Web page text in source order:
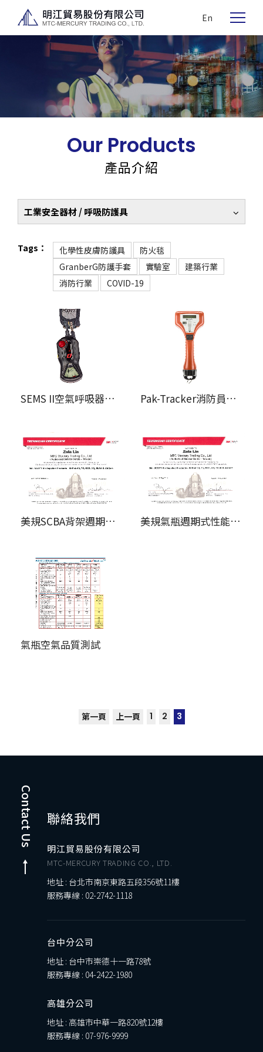
En
Our Products
產品介紹
工業安全器材 / 呼吸防護具
Tags： 化學性皮膚防護具
防火毯
GranberG防護手套
實驗室
建築行業
消防行業
COVID-19
SEMS II空氣呼吸器管理裝置 Pak-Tracker消防員搜救定位系統
美規SCBA背架週期式性能測試 美規氣瓶週期式性能測試
氣瓶空氣品質測試
第一頁 上一頁 1 2 3
Contact Us 聯絡我們
明江貿易股份有限公司
MTC-MERCURY TRADING CO., LTD.
地址 : 台北市南京東路五段356號11樓
服務專線 : 02-2742-1118
台中分公司
地址 : 台中市崇德十一路78號
服務專線 : 04-2422-1980
高雄分公司
地址 : 高雄市中華一路820號12樓
服務專線 : 07-976-9999